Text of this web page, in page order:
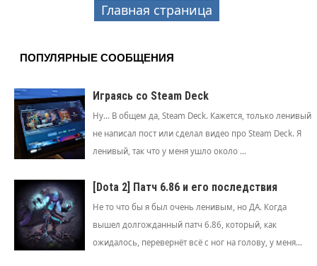
Главная страница
ПОПУЛЯРНЫЕ СООБЩЕНИЯ
Играясь со Steam Deck
Ну... В общем да, Steam Deck. Кажется, только ленивый
не написал пост или сделал видео про Steam Deck. Я
ленивый, так что у меня ушло около ...
[Dota 2] Патч 6.86 и его последствия
Не то что бы я был очень ленивым, но ДА. Когда
вышел долгожданный патч 6.86, который, как
ожидалось, перевернёт всё с ног на голову, у меня...